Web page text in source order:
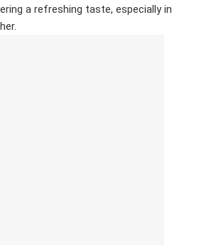
a refreshing taste, especially in